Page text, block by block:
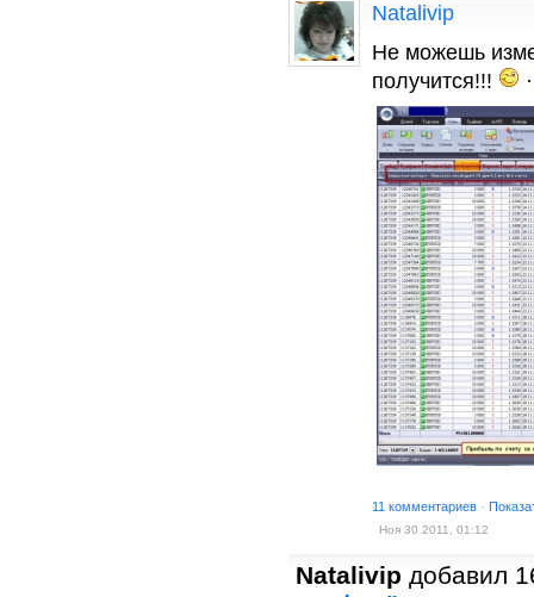
Natalivip
Не можешь
получится!!!
·
11 комментариев ·
Ноя 30 2011, 01:12
Natalivip добавил